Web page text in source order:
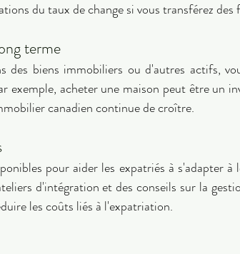
terme
des biens immobiliers ou d'autres actifs,
exemple, acheter une maison peut être un
canadien continue de croître.
pour aider les expatriés à s'adapter à
d'intégration et des conseils sur la
les coûts liés à l'expatriation.